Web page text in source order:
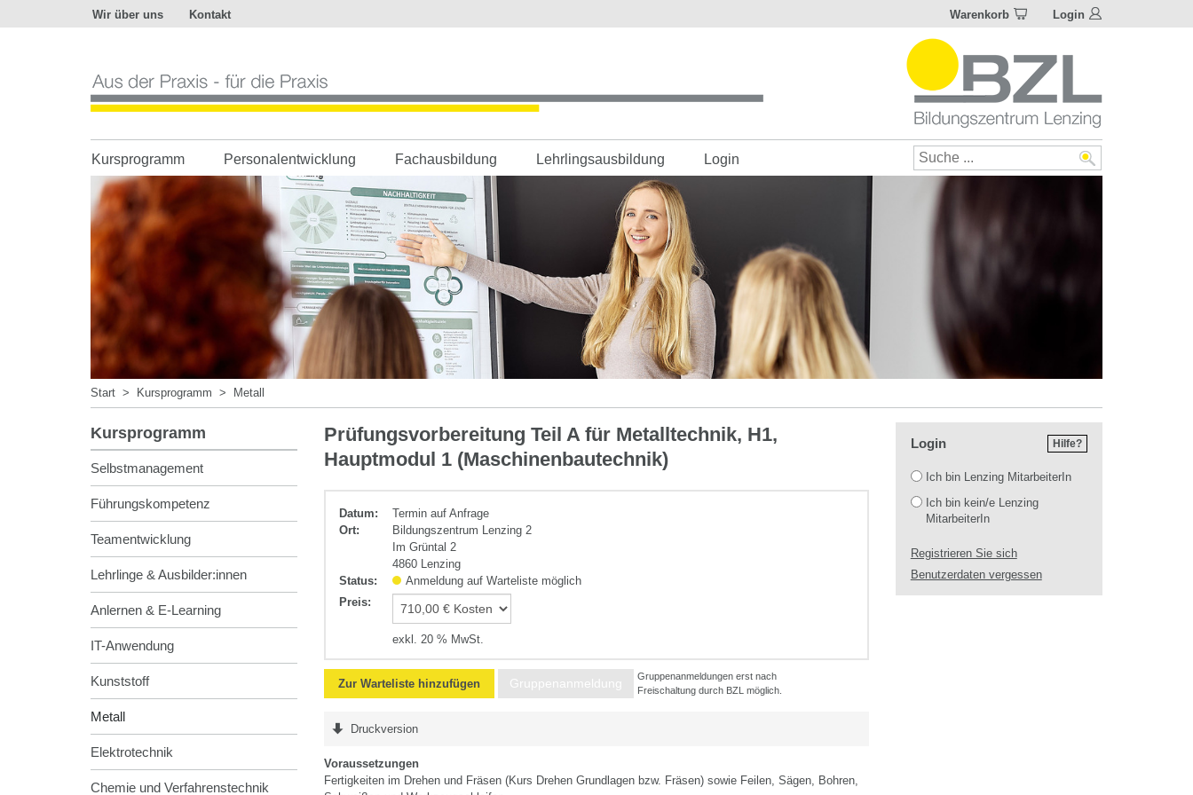
Wir über uns Kontakt Warenkorb Login
der
Praxis
-
die
Praxis
Kursprogramm Personalentwicklung Fachausbildung Lehrlingsausbildung Login
Start > Kursprogramm > Metall
Kursprogramm
Selbstmanagement
Führungskompetenz
Teamentwicklung
Lehrlinge & Ausbilder:innen
Anlernen & E-Learning
IT-Anwendung
Kunststoff
Metall
Elektrotechnik
Chemie und Verfahrenstechnik
Metall
Prüfungsvorbereitung Teil A für Metalltechnik, H1,
Hauptmodul 1 (Maschinenbautechnik)
Datum:
Termin auf Anfrage
Ort:
Bildungszentrum Lenzing 2
Im Grüntal 2
4860 Lenzing
Status:
Anmeldung auf Warteliste möglich
Preis:
exkl. 20 % MwSt.
Zur Warteliste hinzufügen Gruppenanmeldung
Gruppenanmeldungen erst nach
Freischaltung durch BZL möglich.
Druckversion
Voraussetzungen
Fertigkeiten im Drehen und Fräsen (Kurs Drehen Grundlagen bzw. Fräsen) sowie Feilen, Sägen, Bohren,
Hilfe?
Login
Ich bin Lenzing MitarbeiterIn
Ich bin kein/e Lenzing
MitarbeiterIn
Registrieren Sie sich
Benutzerdaten vergessen